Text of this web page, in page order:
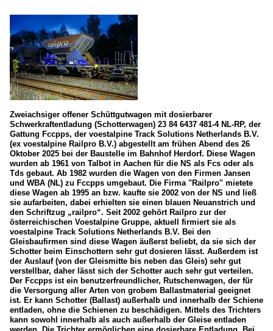
Zweiachsiger offener Schüttgutwagen mit dosierbarer
Schwerkraftentladung (Schotterwagen) 23 84 6437 481-4 NL-RP, der
Gattung Fccpps, der voestalpine Track Solutions Netherlands B.V.
(ex voestalpine Railpro B.V.) abgestellt am frühen Abend des 26
Oktober 2025 bei der Baustelle im Bahnhof Herdorf. Diese Wagen
wurden ab 1961 von Talbot in Aachen für die NS als Fcs oder als
Tds gebaut. Ab 1982 wurden die Wagen von den Firmen Jansen
und WBA (NL) zu Fccpps umgebaut. Die Firma "Railpro" mietete
diese Wagen ab 1995 an bzw. kaufte sie 2002 von der NS und ließ
sie aufarbeiten, dabei erhielten sie einen blauen Neuanstrich und
den Schriftzug „railpro“. Seit 2002 gehört Railpro zur der
österreichischen Voestalpine Gruppe, aktuell firmiert sie als
voestalpine Track Solutions Netherlands B.V. Bei den
Gleisbaufirmen sind diese Wagen äußerst beliebt, da sie sich der
Schotter beim Einschottern sehr gut dosieren lässt. Außerdem ist
der Auslauf (von der Gleismitte bis neben das Gleis) sehr gut
verstellbar, daher lässt sich der Schotter auch sehr gut verteilen.
Der Fccpps ist ein benutzerfreundlicher, Rutschenwagen, der für
die Versorgung aller Arten von grobem Ballastmaterial geeignet
ist. Er kann Schotter (Ballast) außerhalb und innerhalb der Schiene
entladen, ohne die Schienen zu beschädigen. Mittels des Trichters
kann sowohl innerhalb als auch außerhalb der Gleise entladen